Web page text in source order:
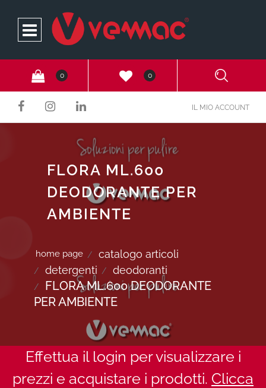
Open
0 0
IL MIO ACCOUNT
FLORA ML.600
DEODORANTE PER
AMBIENTE
home page
catalogo articoli
detergenti
deodoranti
FLORA ML.600 DEODORANTE
PER AMBIENTE
Effettua il login per visualizzare i
prezzi e acquistare i prodotti. Clicca